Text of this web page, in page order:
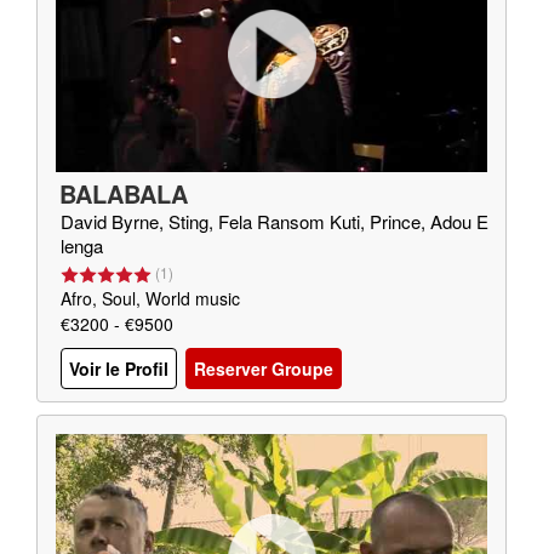
BALABALA
David Byrne, Sting, Fela Ransom Kuti, Prince, Adou E
lenga
(1)
Afro, Soul, World music
€3200 - €9500
Voir le Profil
Reserver Groupe